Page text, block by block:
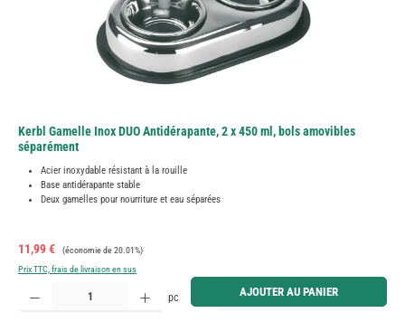
Kerbl Gamelle Inox DUO Antidérapante, 2 x 450 ml, bols amovibles
séparément
Acier inoxydable résistant à la rouille
Base antidérapante stable
Deux gamelles pour nourriture et eau séparées
Prix de vente :
11,99 € Prix régulier :
(économie de 20.01%)
Prix TTC, frais de livraison en sus
Quantité de produit : Entrez la quantité souhaitée ou utilisez les boutons pour augmenter ou
pc AJOUTER AU PANIER